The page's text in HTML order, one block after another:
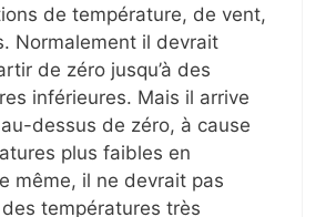
de température, de vent,
Normalement il devrait
de zéro jusqu’à des
inférieures. Mais il arrive
au-dessus de zéro, à cause
plus faibles en
même, il ne devrait pas
températures très